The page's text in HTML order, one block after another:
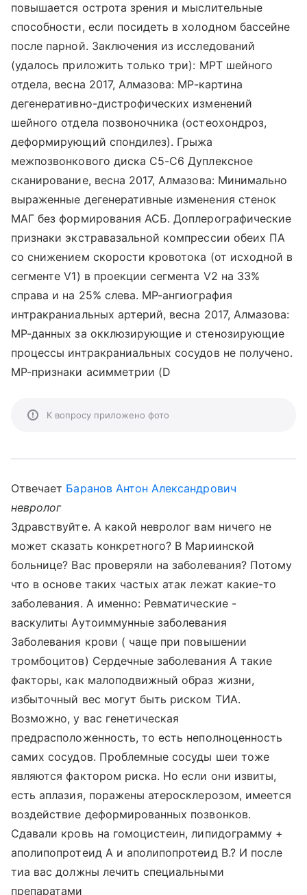
повышается острота зрения и мыслительные
способности, если посидеть в холодном бассейне
после парной. Заключения из исследований
(удалось приложить только три): МРТ шейного
отдела, весна 2017, Алмазова: МР-картина
дегенеративно-дистрофических изменений
шейного отдела позвоночника (остеохондроз,
деформирующий спондилез). Грыжа
межпозвонкового диска С5-С6 Дуплексное
сканирование, весна 2017, Алмазова: Минимально
выраженные дегенеративные изменения стенок
МАГ без формирования АСБ. Доплерографические
признаки экстравазальной компрессии обеих ПА
со снижением скорости кровотока (от исходной в
сегменте V1) в проекции сегмента V2 на 33%
справа и на 25% слева. МР-ангиография
интракраниальных артерий, весна 2017, Алмазова:
МР-данных за окклюзирующие и стенозирующие
процессы интракраниальных сосудов не получено.
МР-признаки асимметрии (D
К вопросу приложено фото
Отвечает Баранов Антон Александрович
невролог
Здравствуйте. А какой невролог вам ничего не
может сказать конкретного? В Мариинской
больнице? Вас проверяли на заболевания? Потому
что в основе таких частых атак лежат какие-то
заболевания. А именно: Ревматические -
васкулиты Аутоиммунные заболевания
Заболевания крови ( чаще при повышении
тромбоцитов) Сердечные заболевания А такие
факторы, как малоподвижный образ жизни,
избыточный вес могут быть риском ТИА.
Возможно, у вас генетическая
предрасположенность, то есть неполноценность
самих сосудов. Проблемные сосуды шеи тоже
являются фактором риска. Но если они извиты,
есть аплазия, поражены атеросклерозом, имеется
воздействие деформированных позвонков.
Сдавали кровь на гомоцистеин, липидограмму +
аполипопротеид А и аполипопротеид В.? И после
тиа вас должны лечить специальными
препаратами